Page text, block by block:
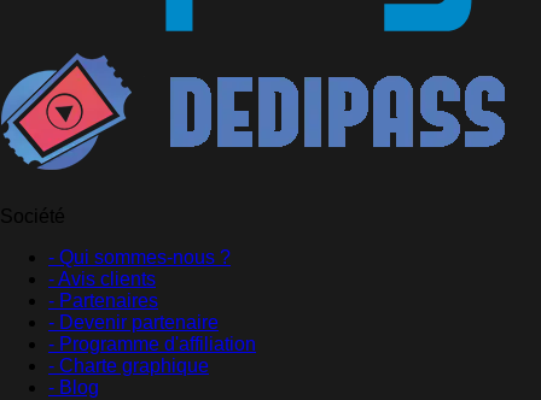
Société
- Qui sommes-nous ?
- Avis clients
- Partenaires
- Devenir partenaire
- Programme d'affiliation
- Charte graphique
- Blog